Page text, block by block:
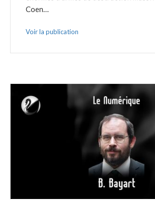
Coen…
Voir la publication